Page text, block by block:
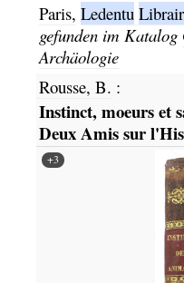
Paris, Ledentu
gefunden im Katalog
Archäologie
Rousse, B. :
Instinct, moeurs et
Deux Amis sur
+3